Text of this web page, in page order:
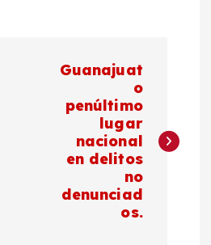
Guanajuat
o
penúltimo
lugar
nacional
en delitos
no
denunciad
os.